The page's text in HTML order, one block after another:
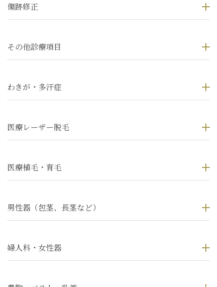
傷跡修正
その他診療項目
わきが・多汗症
医療レーザー脱毛
医療植毛・育毛
男性器（包茎、長茎など）
婦人科・女性器